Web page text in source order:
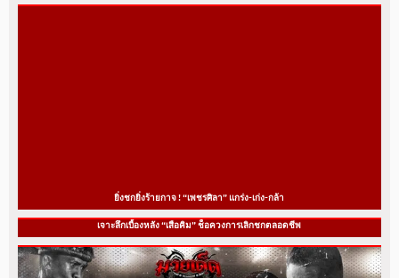
ยิ่งชกยิ่งร้ายกาจ ! “เพชรศิลา” แกร่ง-เก่ง-กล้า
เจาะลึกเบื้องหลัง “เสือคิม” ช็อควงการเลิกชกตลอดชีพ